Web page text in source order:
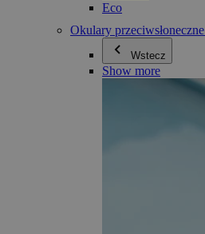
Eco
Okulary przeciwsłoneczne
Wstecz
Show more